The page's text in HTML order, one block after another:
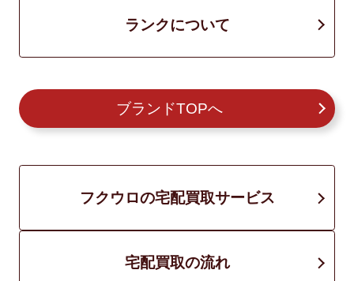
ランクについて
ブランドTOPへ
フクウロの宅配買取サービス
宅配買取の流れ